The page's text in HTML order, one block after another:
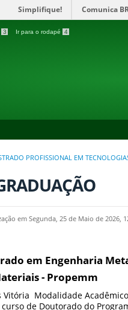
Simplifique! Comunica
3 Ir para o rodapé 4
PROFISSIONAL EM
em Segunda, 25 de Maio de 2026,
em Engenharia
- Propemm
Vitória Modalidade
de Doutorado do